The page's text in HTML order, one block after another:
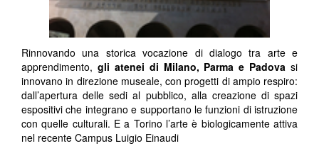
Rinnovando una storica vocazione di dialogo tra arte e
apprendimento, gli atenei di Milano, Parma e Padova si
innovano in direzione museale, con progetti di ampio respiro:
dall’apertura delle sedi al pubblico, alla creazione di spazi
espositivi che integrano e supportano le funzioni di istruzione
con quelle culturali. E a Torino l’arte è biologicamente attiva
nel recente Campus Luigio Einaudi